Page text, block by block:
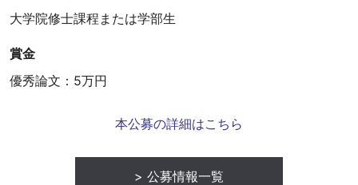
大学院修士課程または学部生
賞金
優秀論文：5万円
本公募の詳細はこちら
公募情報一覧